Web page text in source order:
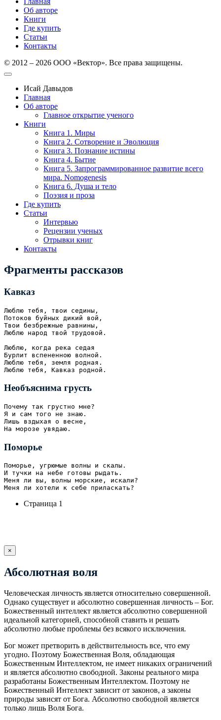
Об авторе
Книги
Где купить
Статьи
Контакты
© 2012 – 2026 ООО «Вектор». Все права защищены.
Исай Давыдов
Главная
Об авторе
Главное открытие ученого
Книги
Книга 1. Миры
Книга 2. Сотворение и Эволюция
Книга 3. Познание истины
Книга 4. Бытие
Книга 5. Запрограммированное развитие всего
мира. Nomogenesis
Книга 6. Душа и тело
Поэзия и проза
Где купить
Статьи
Интервью
Рецензии ученых
Отрывки книг
Контакты
Фрагменты рассказов
Кавказ
Люблю тебя, твои седины,
Потоков буйных дикий вой,
Твои безбрежные равнины,
Люблю народ твой трудовой.
Люблю, когда река седая
Бурлит вспененною волной.
Люблю тебя, земля родная.
Люблю тебя, Кавказ родной.
Необъяснима грусть
Почему так грустно мне?
Я и сам того не знаю.
Лишь вздыхая о весне,
На морозе увядаю.
Поморье
Поморье, угрюмые волны и скалы.
И тучки на небе готовы рыдать.
Меня ли вы, волны морские, искали?
Меня ли хотели к себе приласкать?
Страница 1
×
Абсолютная воля
Человеческая личность является относительно совершенной.
Однако существует и абсолютно совершенная личность – Бог.
Божественный интеллект является абсолютно совершенной
идеальной категорией, способной ставить и решать
абсолютно любые проблемы без всякого исключения.
Бог может претворить в действительность все, что ему
угодно. Поэтому Божественная Воля, обладающая
Божественным Интеллектом, не имеет никаких ограничений
и является абсолютно свободной. Законы реального мира
разработаны Божественным Интеллектом. Поэтому не
Божественный Интеллект зависит от законов, а законы
природы зависят от Бога. Абсолютно свободной является
только лишь Воля Бога.